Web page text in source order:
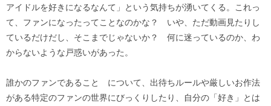
アイドルを好きになるなんて」という気持ちが湧いてくる。これっ
て、ファンになったってことなのかな？ いや、ただ動画見たりし
ているだけだし、そこまでじゃないか？ 何に迷っているのか、わ
からないような戸惑いがあった。
誰かのファンであること について、出待ちルールや厳しいお作法
がある特定のファンの世界にびっくりしたり、自分の「好き」とは